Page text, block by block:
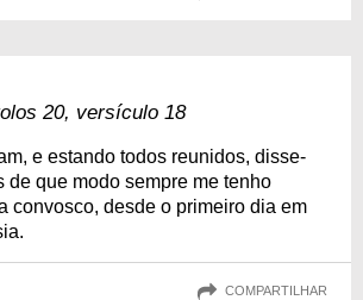
20, versículo 18
e estando todos reunidos, disse-
de que modo sempre me tenho
convosco, desde o primeiro dia em
COMPARTILHAR